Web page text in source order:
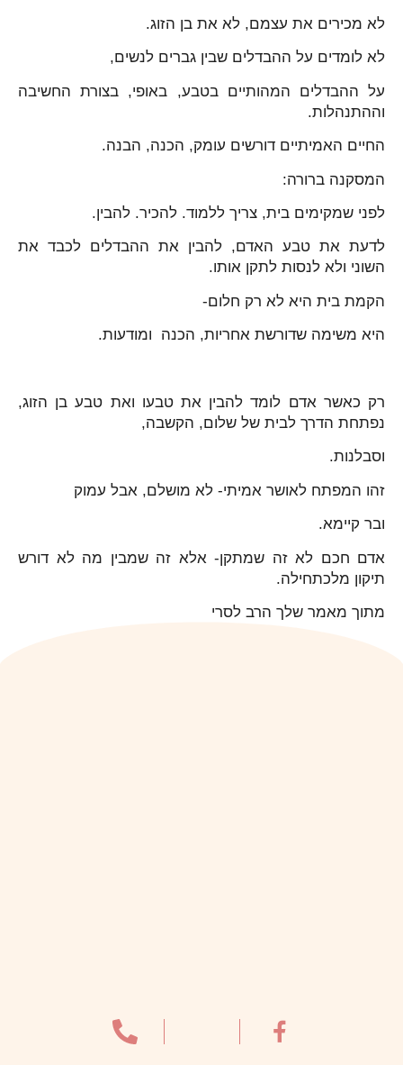
לא מכירים את עצמם, לא את בן הזוג.
לא לומדים על ההבדלים שבין גברים לנשים,
על ההבדלים המהותיים בטבע, באופי, בצורת החשיבה
וההתנהלות.
החיים האמיתיים דורשים עומק, הכנה, הבנה.
המסקנה ברורה:
לפני שמקימים בית, צריך ללמוד. להכיר. להבין.
לדעת את טבע האדם, להבין את ההבדלים לכבד את
השוני ולא לנסות לתקן אותו.
הקמת בית היא לא רק חלום-
היא משימה שדורשת אחריות, הכנה ומודעות.
רק כאשר אדם לומד להבין את טבעו ואת טבע בן הזוג,
נפתחת הדרך לבית של שלום, הקשבה,
וסבלנות.
זהו המפתח לאושר אמיתי- לא מושלם, אבל עמוק
ובר קיימא.
אדם חכם לא זה שמתקן- אלא זה שמבין מה לא דורש
תיקון מלכתחילה.
מתוך מאמר שלך הרב לסרי